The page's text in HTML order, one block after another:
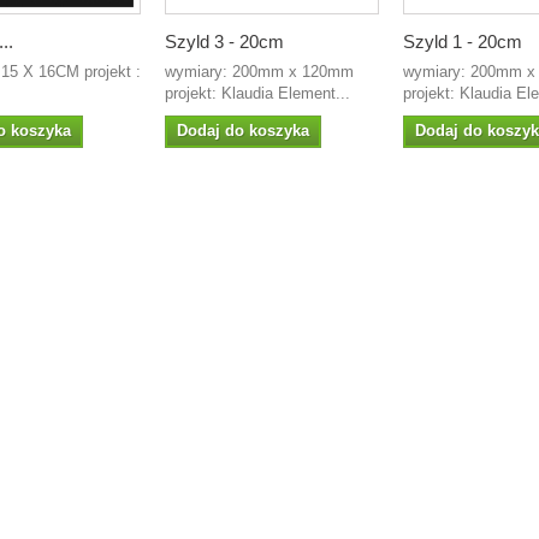
X 16CM projekt :
koszyka
Szyld 3 - 20cm
wymiary: 200mm x 120mm
projekt: Klaudia Element...
Dodaj do koszyka
Szyld 1 - 20cm
wymiary: 200mm x
projekt: Klaudia
Dodaj do